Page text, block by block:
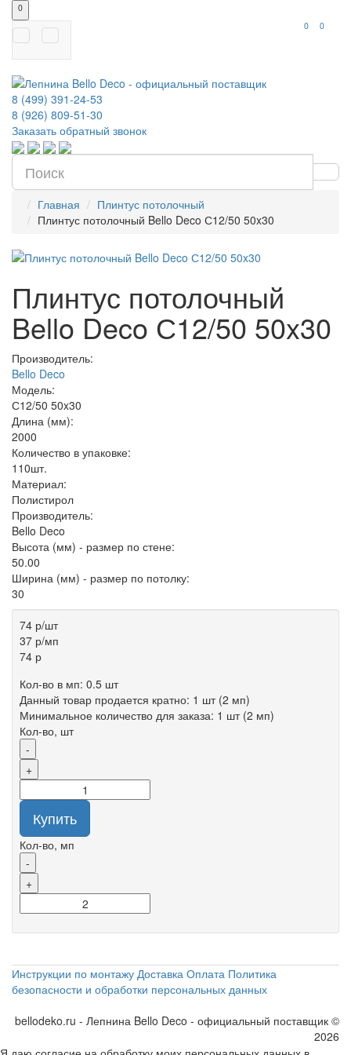
0
0
0
8 (499) 391-24-53
8 (926) 809-51-30
Заказать обратный звонок
Главная
Плинтус потолочный
Плинтус потолочный Bello Deco С12/50 50x30
Плинтус потолочный
Bello Deco С12/50 50x30
Производитель:
Bello Deco
Модель:
С12/50 50x30
Длина (мм):
2000
Количество в упаковке:
110шт.
Материал:
Полистирол
Производитель:
Bello Deco
Высота (мм) - размер по стене:
50.00
Ширина (мм) - размер по потолку:
30
74 р/шт
37 р/мп
74 р
Кол-во в мп: 0.5 шт
Данный товар продается кратно: 1 шт (2 мп)
Минимальное количество для заказа: 1 шт (2 мп)
Кол-во, шт
-
+
Купить
Кол-во, мп
-
+
Инструкции по монтажу Доставка Оплата Политика
безопасности и обработки персональных данных
bellodeko.ru - Лепнина Bello Deco - официальный поставщик ©
2026